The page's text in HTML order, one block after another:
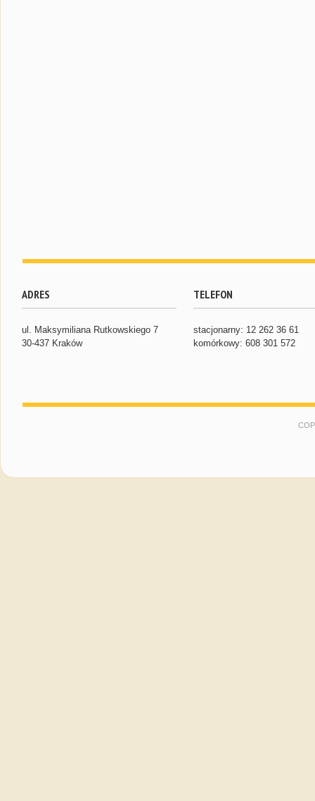
ADRES
ul. Maksymiliana Rutkowskiego 7
30-437 Kraków
TELEFON
stacjonarny: 12 262 36 61
komórkowy: 608 301 572